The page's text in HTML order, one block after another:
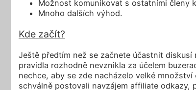
Možnost komunikovat s ostatními členy
Mnoho dalších výhod.
Kde začít?
Ještě předtím než se začnete účastnit
pravidla rozhodně nevznikla za účelem
nechce, aby se zde nacházelo velké
schválně postovali navzájem affiliate